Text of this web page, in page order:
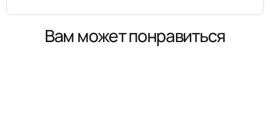
Вам может понравиться